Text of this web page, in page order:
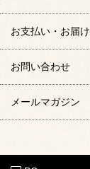
お支払い・お届
お問い合わせ
メールマガジン